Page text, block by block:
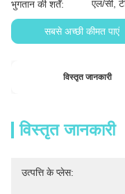
भुगतान की शर्तें: एल/सी,
सबसे अच्छी कीमत पाएं
विस्तृत जानकारी
विस्तृत जानकारी
उत्पत्ति के प्लेस: